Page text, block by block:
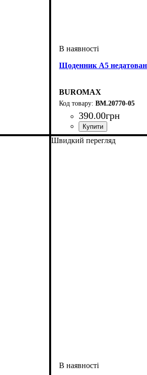
Щоденник А5
BUROMAX
BM.20770-05
390.00грн
Швидкий перегляд